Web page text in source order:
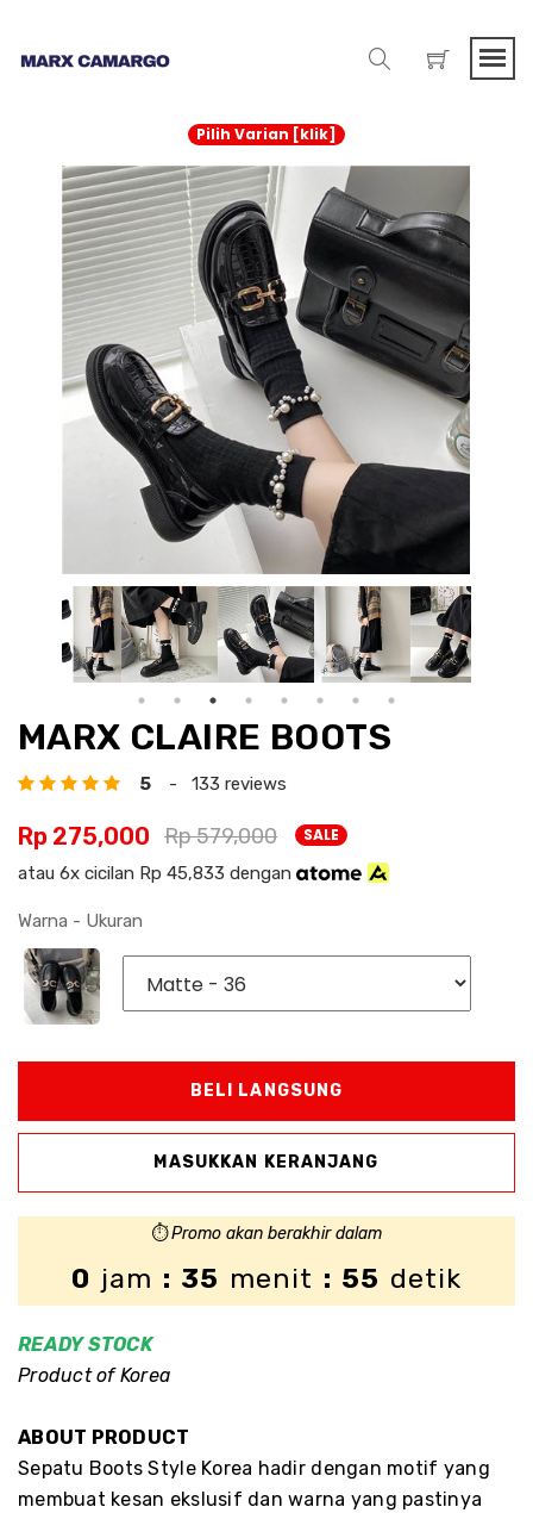
Pilih Varian [klik]
MARX CLAIRE BOOTS
5 - 133 reviews
Rp 275,000 Rp 579,000 SALE
atau 6x cicilan Rp 45,833 dengan
Warna - Ukuran
⏱️Promo akan berakhir dalam
0 jam : 35 menit : 55 detik
READYSTOCK
Product of Korea
ABOUT PRODUCT
Sepatu Boots Style Korea hadir dengan motif yang
membuat kesan ekslusif dan warna yang pastinya